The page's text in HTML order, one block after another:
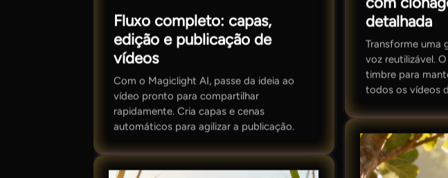
Fluxo completo: capas,
edição e publicação de
vídeos
Com o Magiclight AI, passe da ideia ao
vídeo pronto para compartilhar
rapidamente. Cria capas e cenas
automáticos para agilizar a publicação.
detalhada
Transforme uma
voz reutilizável.
timbre para
todos os vídeos